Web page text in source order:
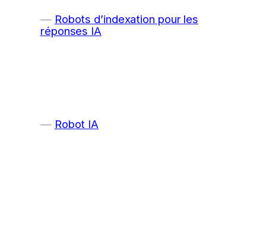
Robots d’indexation pour les
réponses IA
Robot IA